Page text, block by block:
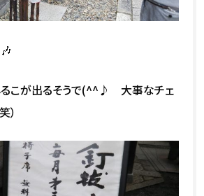
こが出るそうで(^^♪ 大事なチェ
）